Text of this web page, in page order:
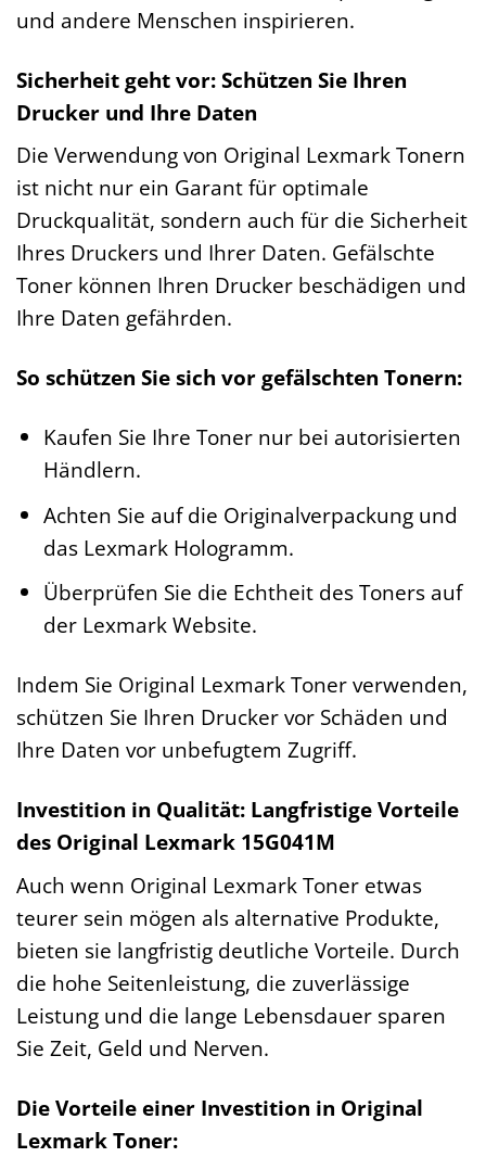
und andere Menschen inspirieren.
Sicherheit geht vor: Schützen Sie Ihren
Drucker und Ihre Daten
Die Verwendung von Original Lexmark Tonern
ist nicht nur ein Garant für optimale
Druckqualität, sondern auch für die Sicherheit
Ihres Druckers und Ihrer Daten. Gefälschte
Toner können Ihren Drucker beschädigen und
Ihre Daten gefährden.
So schützen Sie sich vor gefälschten Tonern:
Kaufen Sie Ihre Toner nur bei autorisierten
Händlern.
Achten Sie auf die Originalverpackung und
das Lexmark Hologramm.
Überprüfen Sie die Echtheit des Toners auf
der Lexmark Website.
Indem Sie Original Lexmark Toner verwenden,
schützen Sie Ihren Drucker vor Schäden und
Ihre Daten vor unbefugtem Zugriff.
Investition in Qualität: Langfristige Vorteile
des Original Lexmark 15G041M
Auch wenn Original Lexmark Toner etwas
teurer sein mögen als alternative Produkte,
bieten sie langfristig deutliche Vorteile. Durch
die hohe Seitenleistung, die zuverlässige
Leistung und die lange Lebensdauer sparen
Sie Zeit, Geld und Nerven.
Die Vorteile einer Investition in Original
Lexmark Toner: